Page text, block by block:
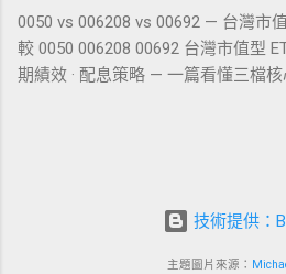
平台。 🇹🇼 台灣最
利 MAX 交易所支援
入金最方便。千萬別
高 60% 手續費折抵
果你是影音重度依賴
AquaFeb 線上運動
資訊結帳成功 魚中
Foodpanda 線上
Steam 線上 KKday
上 LinePay 三創生活
人生 線上
0050 vs 006208 vs 00692 — 台灣市
較 0050 006208 00692 台灣市值型
期績效 · 配息策略 — 一篇看懂三檔
現比較 配息與殖利率 核心差異分析
台灣市值前 50 大上市公司。而
理 100 指數」，多了 ESG 治理因子
0050 元大台灣卓越 50 發行公司 元
技術提供：
主題圖片來源：